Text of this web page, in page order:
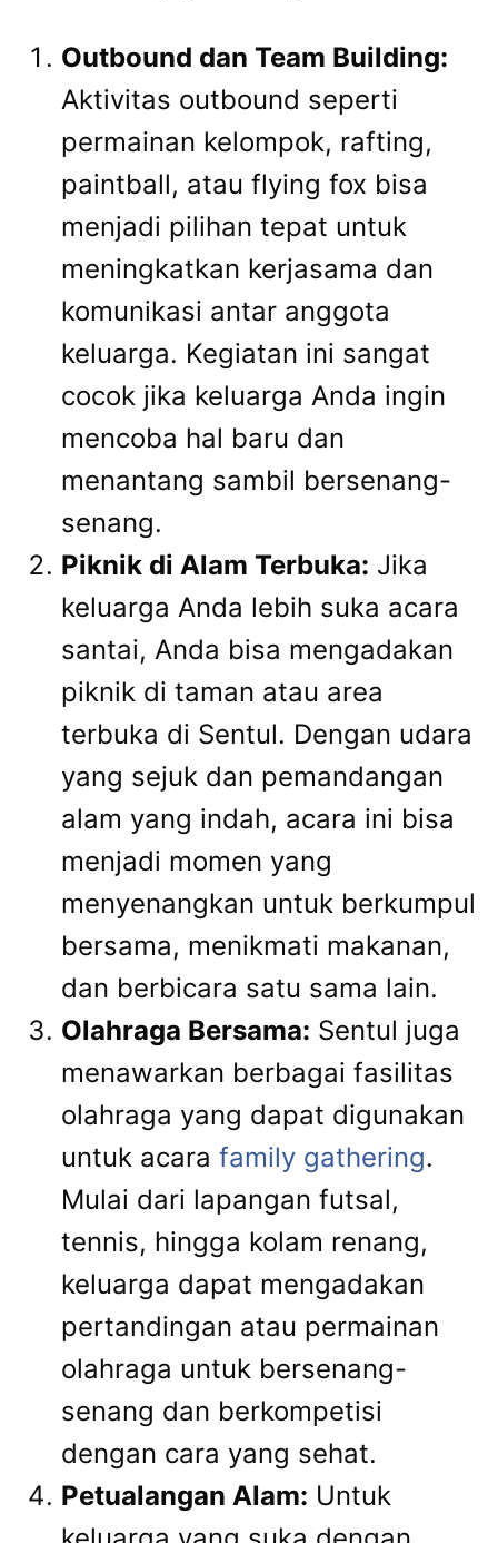
Outbound dan Team Building:
Aktivitas outbound seperti
permainan kelompok, rafting,
paintball, atau flying fox bisa
menjadi pilihan tepat untuk
meningkatkan kerjasama dan
komunikasi antar anggota
keluarga. Kegiatan ini sangat
cocok jika keluarga Anda ingin
mencoba hal baru dan
menantang sambil bersenang-
senang.
Piknik di Alam Terbuka: Jika
keluarga Anda lebih suka acara
santai, Anda bisa mengadakan
piknik di taman atau area
terbuka di Sentul. Dengan udara
yang sejuk dan pemandangan
alam yang indah, acara ini bisa
menjadi momen yang
menyenangkan untuk berkumpul
bersama, menikmati makanan,
dan berbicara satu sama lain.
Olahraga Bersama: Sentul juga
menawarkan berbagai fasilitas
olahraga yang dapat digunakan
untuk acara family gathering.
Mulai dari lapangan futsal,
tennis, hingga kolam renang,
keluarga dapat mengadakan
pertandingan atau permainan
olahraga untuk bersenang-
senang dan berkompetisi
dengan cara yang sehat.
Petualangan Alam: Untuk